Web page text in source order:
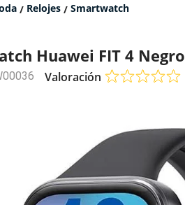
Relojes Smartwatch
Huawei FIT 4 Negro
Valoración